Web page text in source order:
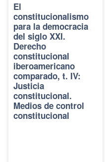
El
constitucionalismo
para la democracia
del siglo XXI.
Derecho
constitucional
iberoamericano
comparado, t. IV:
Justicia
constitucional.
Medios de control
constitucional